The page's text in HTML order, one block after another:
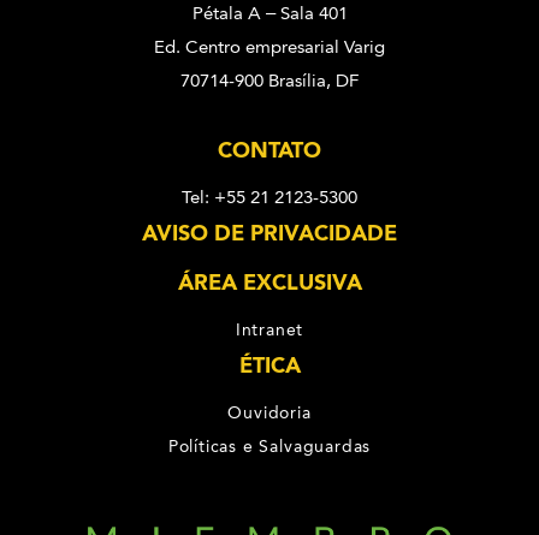
Pétala A – Sala 401
Ed. Centro empresarial Varig
70714-900 Brasília, DF
CONTATO
Tel: +55 21 2123-5300
AVISO DE PRIVACIDADE
ÁREA EXCLUSIVA
Intranet
ÉTICA
Ouvidoria
Políticas e Salvaguardas